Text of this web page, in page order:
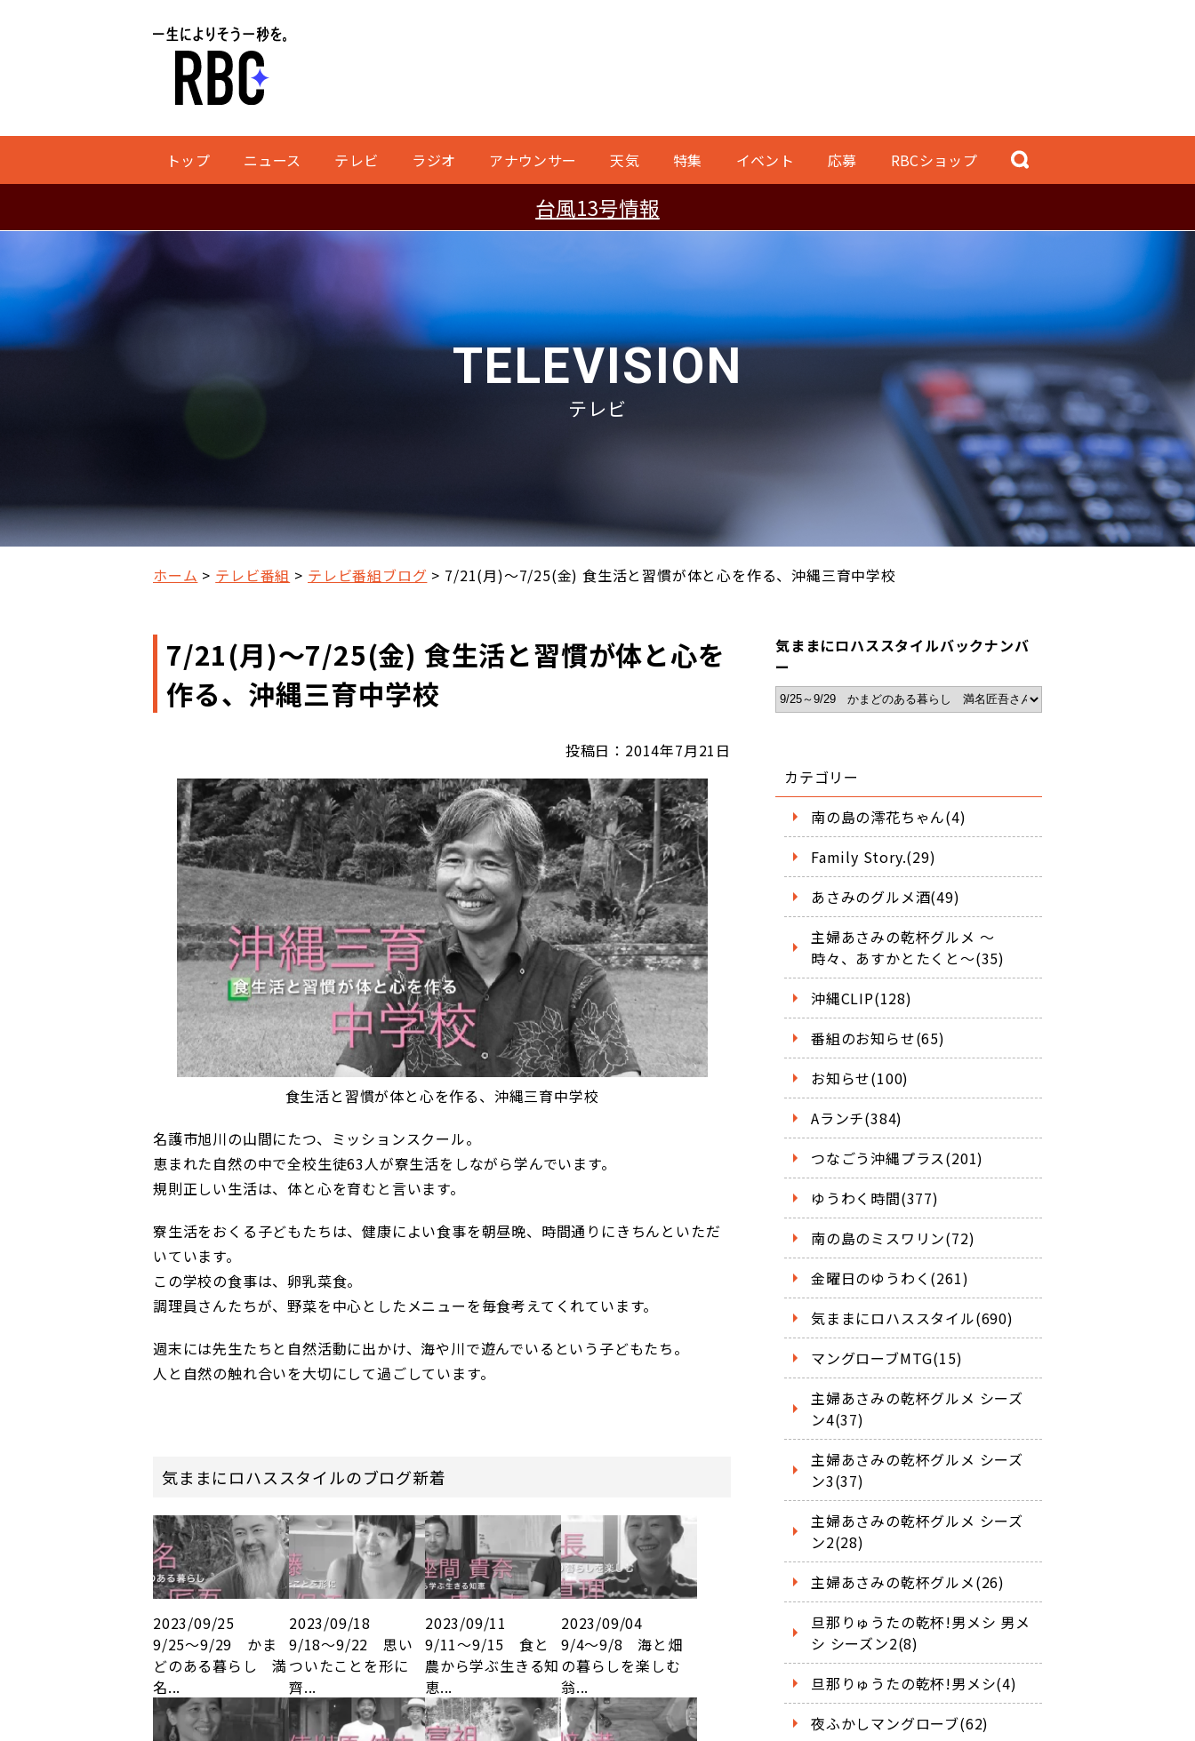
トップ ニュース テレビ ラジオ アナウンサー 天気 特集 イベント 応募 RBCショップ
台風13号情報
TELEVISION
テレビ
ホーム テレビ番組 テレビ番組ブログ 7/21(月)～7/25(金) 食生活と習慣が体と心を作る、沖縄三育中学校
7/21(月)～7/25(金) 食生活と習慣が体と心を
作る、沖縄三育中学校
投稿日：2014年7月21日
食生活と習慣が体と心を作る、沖縄三育中学校
名護市旭川の山間にたつ、ミッションスクール。
恵まれた自然の中で全校生徒63人が寮生活をしながら学んでいます。
規則正しい生活は、体と心を育むと言います。
寮生活をおくる子どもたちは、健康によい食事を朝昼晩、時間通りにきちんといただ
いています。
この学校の食事は、卵乳菜食。
調理員さんたちが、野菜を中心としたメニューを毎食考えてくれています。
週末には先生たちと自然活動に出かけ、海や川で遊んでいるという子どもたち。
人と自然の触れ合いを大切にして過ごしています。
気ままにロハススタイルのブログ新着
2023/09/25
9/25～9/29 かま
どのある暮らし 満
名...
2023/09/18
9/18～9/22 思い
ついたことを形に
齊...
2023/09/11
9/11～9/15 食と
農から学ぶ生きる知
恵...
2023/09/04
9/4～9/8 海と畑
の暮らしを楽しむ
翁...
気ままにロハススタイルバックナンバ
ー
カテゴリー
南の島の澪花ちゃん(4)
Family Story.(29)
あさみのグルメ酒(49)
主婦あさみの乾杯グルメ ～
時々、あすかとたくと～(35)
沖縄CLIP(128)
番組のお知らせ(65)
お知らせ(100)
Aランチ(384)
つなごう沖縄プラス(201)
ゆうわく時間(377)
南の島のミスワリン(72)
金曜日のゆうわく(261)
気ままにロハススタイル(690)
マングローブMTG(15)
主婦あさみの乾杯グルメ シーズ
ン4(37)
主婦あさみの乾杯グルメ シーズ
ン3(37)
主婦あさみの乾杯グルメ シーズ
ン2(28)
主婦あさみの乾杯グルメ(26)
旦那りゅうたの乾杯!男メシ 男メ
シ シーズン2(8)
旦那りゅうたの乾杯!男メシ(4)
夜ふかしマングローブ(62)